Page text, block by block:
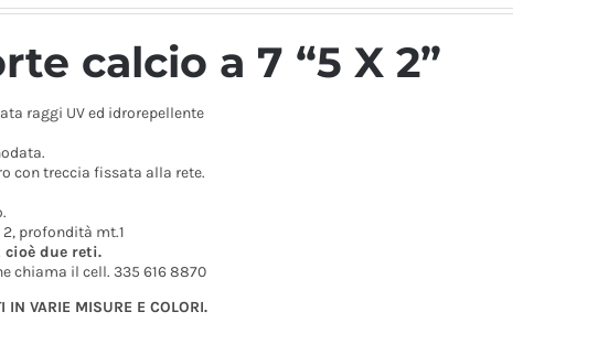
calcio a 7 “5 X 2”
raggi UV ed idrorepellente
con treccia fissata alla rete.
profondità mt.1
cioè due reti.
chiama il cell. 335 616 8870
IN VARIE MISURE E COLORI.